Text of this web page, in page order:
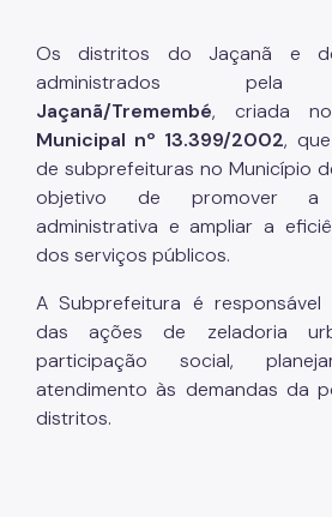
Os distritos do Jaçanã e
administrados
Jaçanã/Tremembé, criada
Municipal nº 13.399/2002,
de subprefeituras no Município
objetivo de promover a
administrativa e ampliar a
dos serviços públicos.
A Subprefeitura é
das ações de zeladoria
participação social,
atendimento às demandas da
distritos.